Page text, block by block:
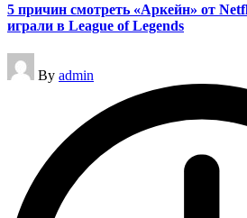
5 причин смотреть «Аркейн» от
играли в League of Legends
Posted
by
By admin